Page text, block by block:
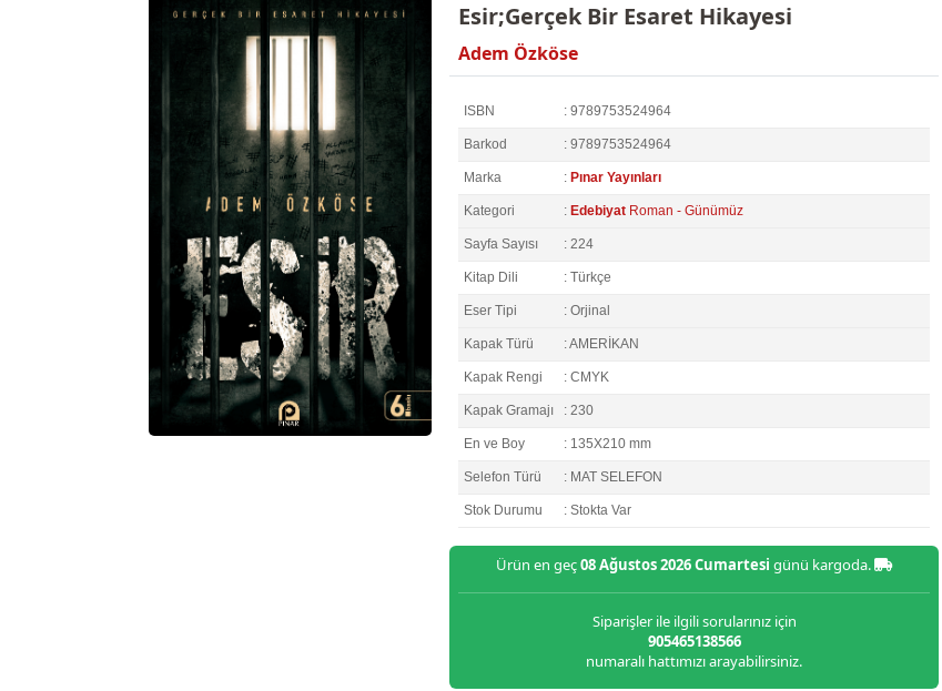
Esir;Gerçek Bir Esaret Hikayesi
Adem Özköse
ISBN : 9789753524964
Barkod : 9789753524964
Marka : Pınar Yayınları
Kategori : Edebiyat Roman - Günümüz
Sayfa Sayısı : 224
Kitap Dili : Türkçe
Eser Tipi : Orjinal
Kapak Türü : AMERİKAN
Kapak Rengi : CMYK
Kapak Gramajı : 230
En ve Boy : 135X210 mm
Selefon Türü : MAT SELEFON
Stok Durumu : Stokta Var
Ürün en geç08 Ağustos 2026 Cumartesi günü kargoda.
Siparişler ile ilgili sorularınız için
905465138566
numaralı hattımızı arayabilirsiniz.